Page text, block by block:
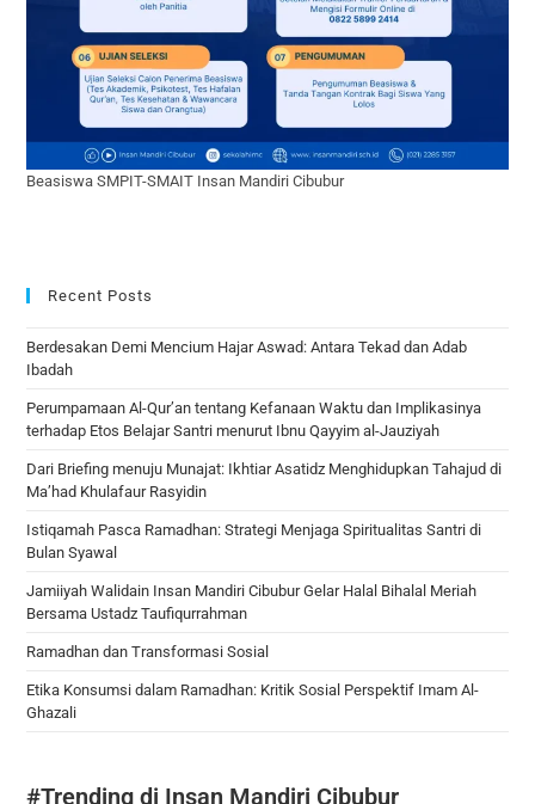
Beasiswa SMPIT-SMAIT Insan Mandiri Cibubur
Recent Posts
Berdesakan Demi Mencium Hajar Aswad: Antara Tekad dan Adab
Ibadah
Perumpamaan Al-Qur’an tentang Kefanaan Waktu dan Implikasinya
terhadap Etos Belajar Santri menurut Ibnu Qayyim al-Jauziyah
Dari Briefing menuju Munajat: Ikhtiar Asatidz Menghidupkan Tahajud di
Ma’had Khulafaur Rasyidin
Istiqamah Pasca Ramadhan: Strategi Menjaga Spiritualitas Santri di
Bulan Syawal
Jamiiyah Walidain Insan Mandiri Cibubur Gelar Halal Bihalal Meriah
Bersama Ustadz Taufiqurrahman
Ramadhan dan Transformasi Sosial
Etika Konsumsi dalam Ramadhan: Kritik Sosial Perspektif Imam Al-
Ghazali
#Trending di Insan Mandiri Cibubur